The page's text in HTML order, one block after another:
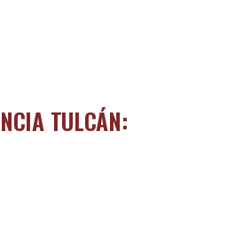
TULCÁN: